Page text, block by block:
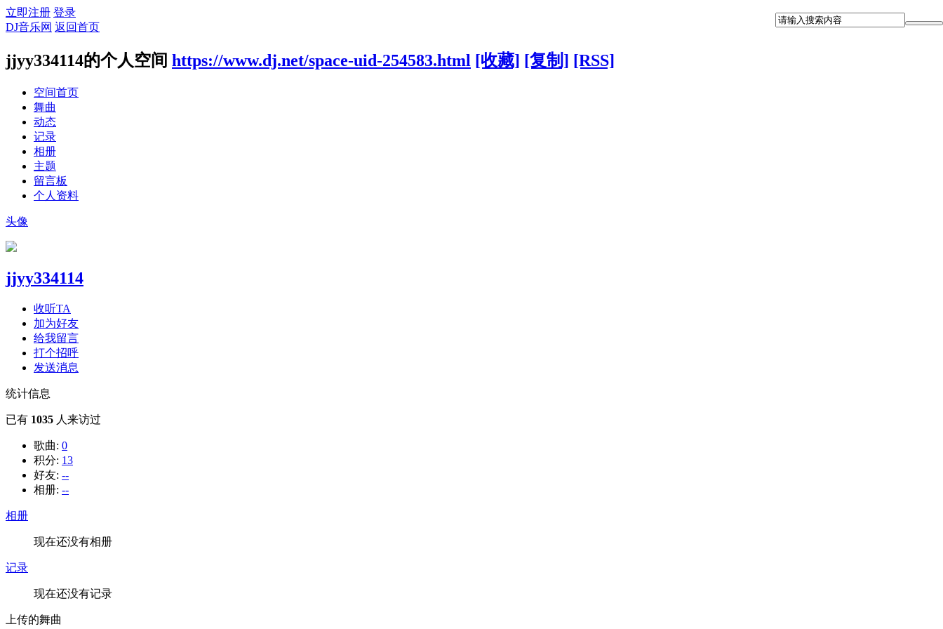
立即注册 登录
DJ音乐网 返回首页
jjyy334114的个人空间 https://www.dj.net/space-uid-254583.html [收藏] [复制] [RSS]
空间首页
舞曲
动态
记录
相册
主题
留言板
个人资料
头像
jjyy334114
收听TA
加为好友
给我留言
打个招呼
发送消息
统计信息
已有 1035 人来访过
歌曲: 0
积分: 13
好友: --
相册: --
相册
现在还没有相册
记录
现在还没有记录
上传的舞曲